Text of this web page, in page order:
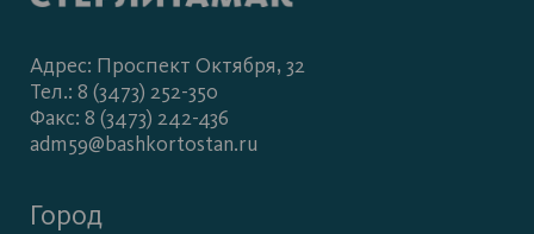
Адрес: Проспект Октября, 32
Тел.: 8 (3473) 252-350
Факс: 8 (3473) 242-436
adm59@bashkortostan.ru
Город